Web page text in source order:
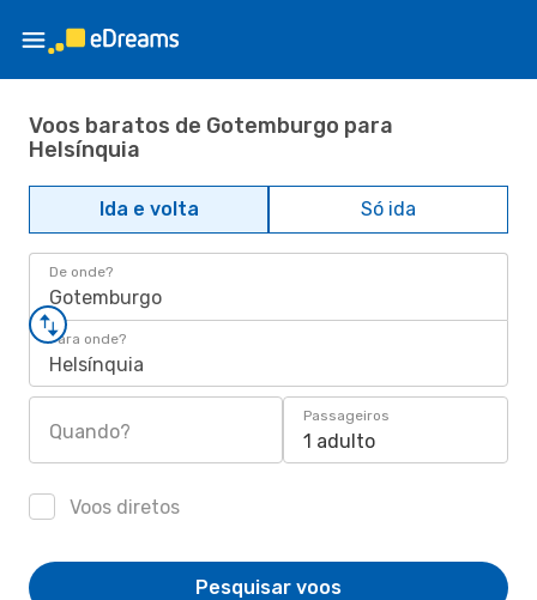
Voos baratos de Gotemburgo para
Helsínquia
Ida e volta Só ida
De onde?
Gotemburgo
Para onde?
Helsínquia
Quando?
Passageiros
1 adulto
Voos diretos
Pesquisar voos